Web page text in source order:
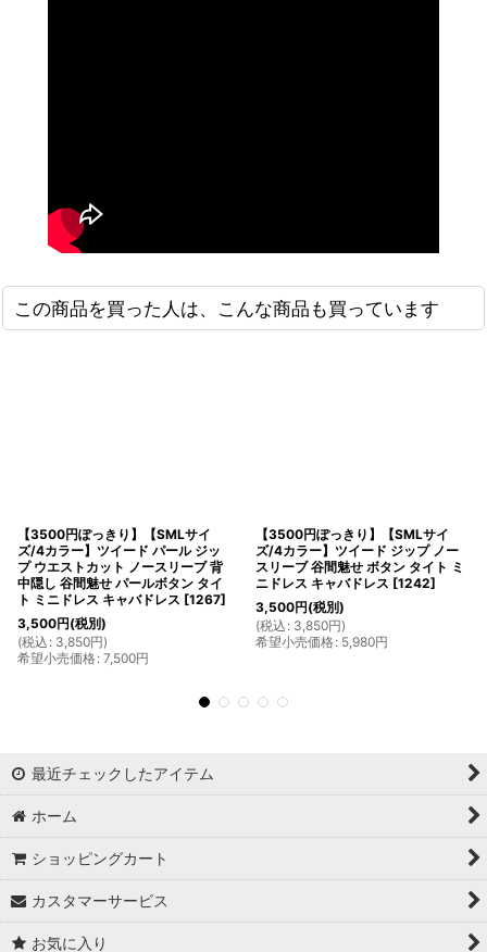
この商品を買った人は、こんな商品も買っています
【3500円ぽっきり】【SMLサイ
ズ/4カラー】ツイード パール ジッ
プ ウエストカット ノースリーブ 背
中隠し 谷間魅せ パールボタン タイ
ト ミニドレス キャバドレス [1267]
3,500円(税別)
(税込 : 3,850円)
希望小売価格: 7,500円
【3500円ぽっきり】【SMLサイ
ズ/4カラー】ツイード ジップ ノー
スリーブ 谷間魅せ ボタン タイト ミ
ニドレス キャバドレス [1242]
3,500円(税別)
(税込 : 3,850円)
希望小売価格: 5,980円
最近チェックしたアイテム
ホーム
ショッピングカート
カスタマーサービス
お気に入り